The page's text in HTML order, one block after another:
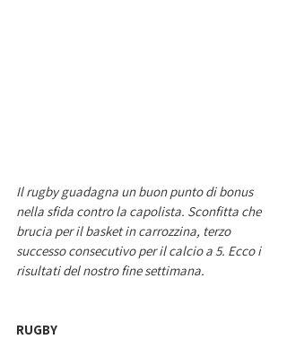
Il rugby guadagna un buon punto di bonus
nella sfida contro la capolista. Sconfitta che
brucia per il basket in carrozzina, terzo
successo consecutivo per il calcio a 5. Ecco i
risultati del nostro fine settimana.
RUGBY